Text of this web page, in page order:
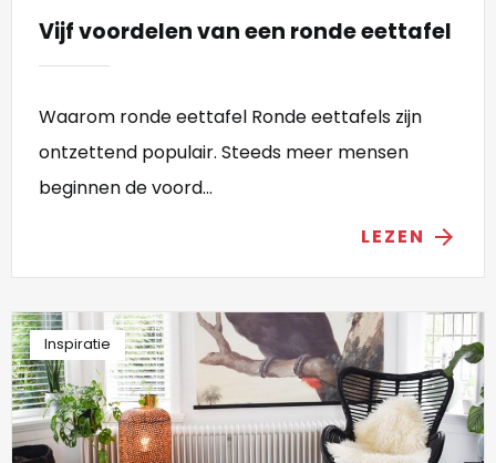
Vijf voordelen van een ronde eettafel
Waarom ronde eettafel Ronde eettafels zijn
ontzettend populair. Steeds meer mensen
beginnen de voord...
LEZEN arrow_forward
Inspiratie